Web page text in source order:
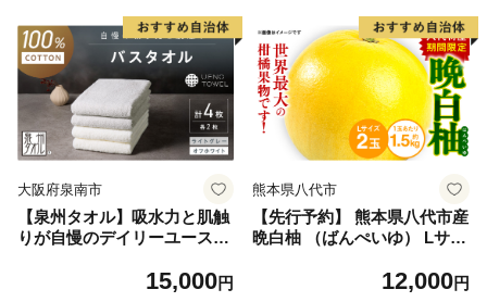
直送 】
大阪府泉南市
【泉州タオル】吸水力と肌触
りが自慢のデイリーユースバ
トグレー 4枚【配送不可地
15,000円
熊本県八代市
【先行予約】 熊本県八代市産
晩白柚 （ばんぺいゆ） Lサイ
もの フルーツ おやつ 特産 熊
12,000円